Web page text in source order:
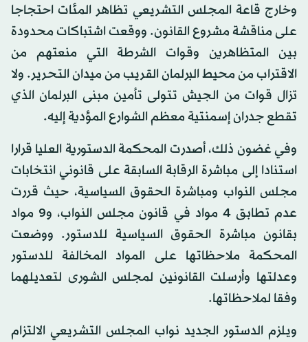
وخارج قاعة المجلس التشريعي تظاهر المئات احتجاجا
على مناقشة مشروع القانون. ووقعت اشتباكات محدودة
بين المتظاهرين وقوات الشرطة التي منعتهم من
الاقتراب من محيط البرلمان القريب من ميدان التحرير. ولا
تزال قوات من الجيش تتولى تأمين مبنى البرلمان الذي
تقطع جدران إسمنتية معظم الشوارع المؤدية إليه.
وفي غضون ذلك، أصدرت المحكمة الدستورية العليا قرارا
استنادا إلى مباشرة الرقابة السابقة على قانوني انتخابات
مجلس النواب ومباشرة الحقوق السياسية، حيث قررت
عدم تطابق 4 مواد في قانون مجلس النواب، و9 مواد
بقانون مباشرة الحقوق السياسية للدستور. ووضعت
المحكمة ملاحظاتها على المواد المخالفة للدستور
وعدلتها وأرسلت القانونين لمجلس الشورى لتعديلهما
وفقا لملاحظاتها.
ويلزم الدستور الجديد نواب المجلس التشريعي الالتزام